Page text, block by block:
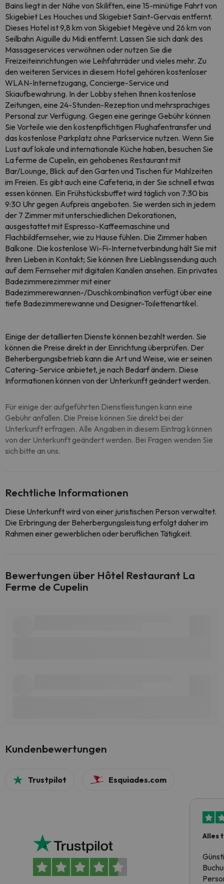
Bains liegt in der Nähe von Skiliften, eine 15-minütige Fahrt von
Skigebiet Les Houches und Skigebiet Saint-Gervais entfernt.
Dieses Hotel ist 9,8 km von Skigebiet Megève und 26 km von
Seilbahn Aiguille du Midi entfernt. Lassen Sie sich dank des
Massageservices verwöhnen oder nutzen Sie die
Freizeiteinrichtungen wie Leihfahrräder und vieles mehr. Zu
den weiteren Services in diesem Hotel gehören kostenloser
WLAN-Internetzugang, Concierge-Service und
Skiaufbewahrung. In der Lobby stehen Ihnen kostenlose
Zeitungen, eine 24-Stunden-Rezeption und mehrsprachiges
Personal zur Verfügung. Gegen eine geringe Gebühr können
Sie Vorteile wie den kostenpflichtigen Flughafentransfer und
das kostenlose Parkplatz ohne Parkservice nutzen. Wenn Sie
Lust auf lokale und internationale Küche haben, besuchen Sie
La ferme de Cupelin, ein gehobenes Restaurant mit
Bar/Lounge, Blick auf den Garten und Tischen für Mahlzeiten
im Freien. Es gibt auch eine Cafeteria, in der Sie schnell etwas
essen können. Ein Frühstücksbuffet wird täglich von 7:30 bis
9:30 Uhr gegen Aufpreis angeboten. Sie werden sich in jedem
der 7 Zimmer mit unterschiedlichen Dekorationen,
ausgestattet mit Espresso-Kaffeemaschine und
Flachbildfernseher, wie zu Hause fühlen. Die Zimmer haben
Balkone. Die kostenlose Wi-Fi-Internetverbindung hält Sie mit
Ihren Lieben in Kontakt; Sie können Ihre Lieblingssendung auch
auf dem Fernseher mit digitalen Kanälen ansehen. Ein privates
Badezimmerezimmer mit einer
Badezimmerewannen-/Duschkombination verfügt über eine
tiefe Badezimmerewanne und Designer-Toilettenartikel.
Einige der detaillierten Dienste können bezahlt werden. Sie
können die Preise direkt in der Einrichtung überprüfen. Der
Beherbergungsbetrieb kann die Art und Weise, wie er seinen
Catering-Service anbietet, je nach Bedarf ändern. Diese
Informationen können von der Unterkunft geändert werden.
Für einige der aufgeführten Dienstleistungen kann eine
Gebühr anfallen. Die Preise können Sie direkt bei der
Unterkunft erfragen. Alle Angaben in diesem Eintrag können
von der Unterkunft geändert werden. Bei Fragen wenden Sie
sich bitte an uns.
Rechtliche Informationen
Diese Unterkunft wird von einer juristischen Person verwaltet.
Die Erbringung der Beherbergungsleistung erfolgt daher im
Rahmen einer gewerblichen oder beruflichen Tätigkeit.
Bewertungen über Hôtel Restaurant La
Ferme de Cupelin
Kundenbewertungen
Trustpilot Esquiades.com
Alles